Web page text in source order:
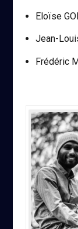
Eloïse
Jean-
Frédéric